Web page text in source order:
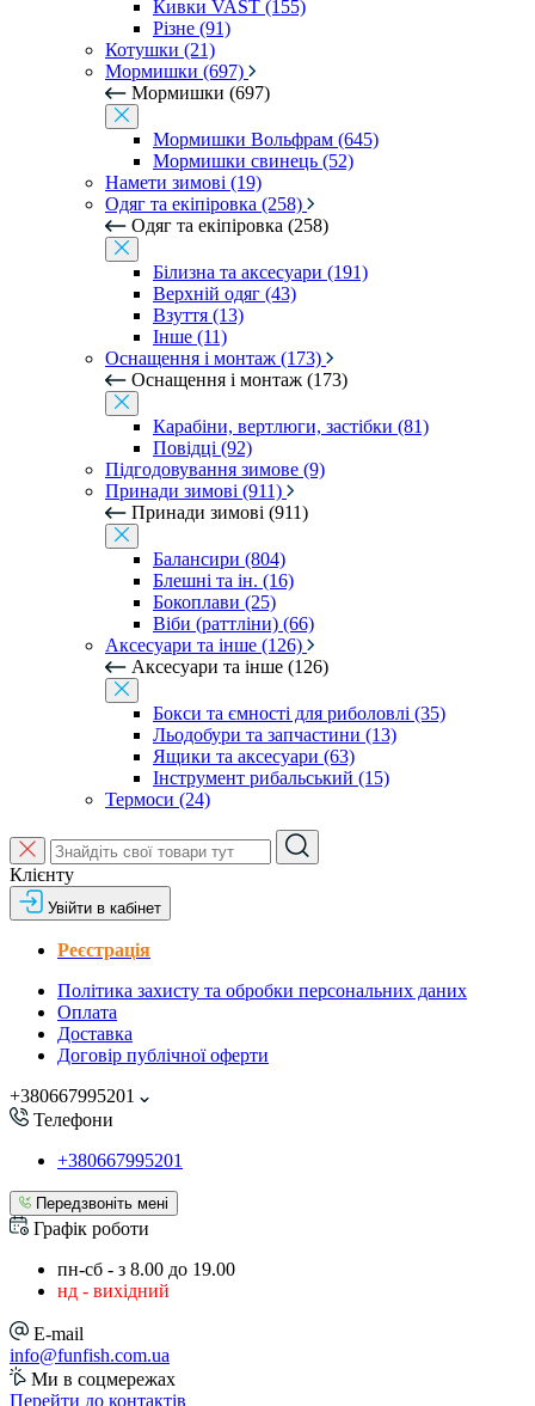
Кивки VAST (155)
Різне (91)
Котушки (21)
Мормишки (697)
Мормишки (697)
Мормишки Вольфрам (645)
Мормишки свинець (52)
Намети зимові (19)
Одяг та екіпіровка (258)
Одяг та екіпіровка (258)
Білизна та аксесуари (191)
Верхній одяг (43)
Взуття (13)
Інше (11)
Оснащення і монтаж (173)
Оснащення і монтаж (173)
Карабіни, вертлюги, застібки (81)
Повідці (92)
Підгодовування зимове (9)
Принади зимові (911)
Принади зимові (911)
Балансири (804)
Блешні та ін. (16)
Бокоплави (25)
Віби (раттліни) (66)
Аксесуари та інше (126)
Аксесуари та інше (126)
Бокси та ємності для риболовлі (35)
Льодобури та запчастини (13)
Ящики та аксесуари (63)
Інструмент рибальський (15)
Термоси (24)
Клієнту
Увійти в кабінет
Реєстрація
Політика захисту та обробки персональних даних
Оплата
Доставка
Договір публічної оферти
+380667995201
Телефони
+380667995201
Передзвоніть мені
Графік роботи
пн-сб - з 8.00 до 19.00
нд - вихідний
E-mail
info@funfish.com.ua
Ми в соцмережах
Перейти до контактів